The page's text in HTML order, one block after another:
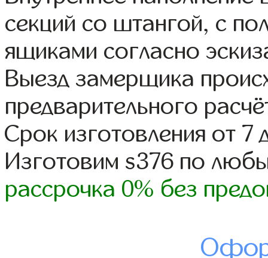
секций со штангой, с
ящиками согласно
Выезд замерщика
предварительного
Срок изготовления от 7
Изготовим s376 по
рассрочка 0% без